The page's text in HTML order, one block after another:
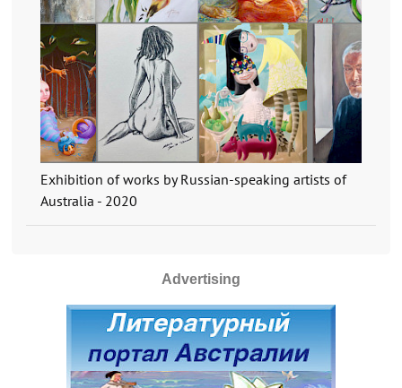
Exhibition of works by Russian-speaking artists of
Australia - 2020
Advertising